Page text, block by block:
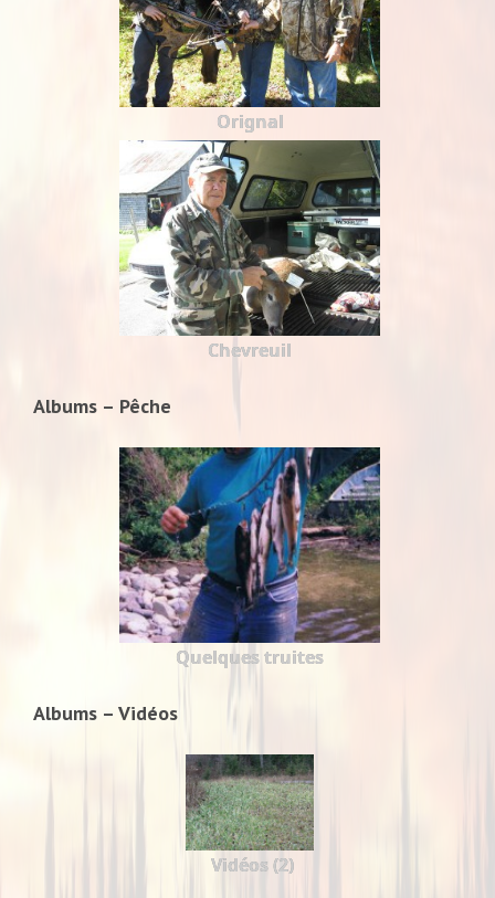
Orignal
Chevreuil
Albums – Pêche
Quelques truites
Albums – Vidéos
Vidéos (2)